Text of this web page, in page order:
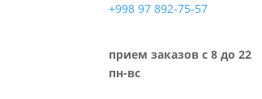
+998 97 892-75-57
прием заказов с 8 до 22
пн-вс